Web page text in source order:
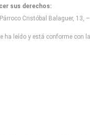
sus derechos:
Cristóbal Balaguer, 13,
ha leído y está conforme con